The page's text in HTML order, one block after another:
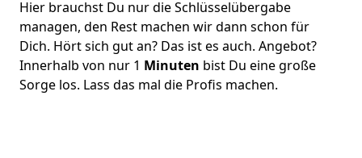
Hier brauchst Du nur die Schlüsselübergabe
managen, den Rest machen wir dann schon für
Dich. Hört sich gut an? Das ist es auch. Angebot?
Innerhalb von nur 1 Minuten bist Du eine große
Sorge los. Lass das mal die Profis machen.